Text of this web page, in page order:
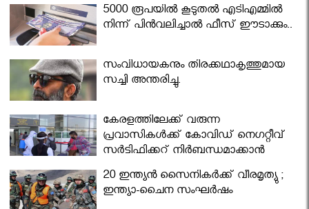
5000 രൂപയിൽ കൂടുതൽ എടിഎമ്മിൽ
നിന്ന് പിൻവലിച്ചാൽ ഫീസ് ഈടാക്കും..
സംവിധായകനും തിരക്കഥാകൃത്തുമായ
സച്ചി അന്തരിച്ചു.
കേരളത്തിലേക്ക് വരുന്ന
പ്രവാസികള്‍ക്ക് കോവിഡ് നെഗറ്റീവ്
സര്‍ട്ടിഫിക്കറ്റ് നിർബന്ധമാക്കാൻ
മന്ത്രിസഭ
20 ഇന്ത്യൻ സൈനികർക്ക് വീരമൃത്യു ;
ഇന്ത്യാ-ചൈന സംഘർഷം